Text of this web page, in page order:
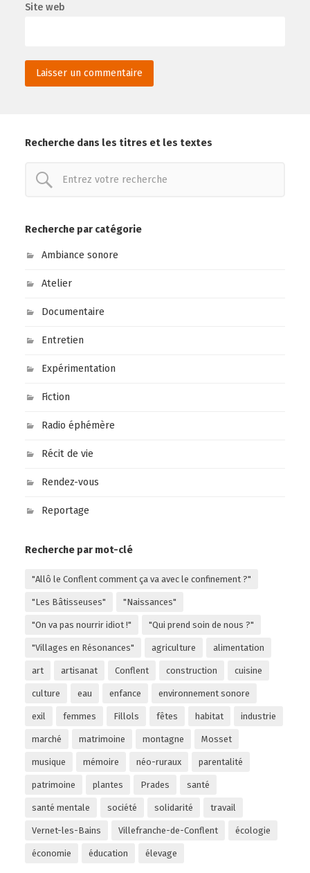
Site web
Recherche dans les titres et les textes
Recherche par catégorie
Ambiance sonore
Atelier
Documentaire
Entretien
Expérimentation
Fiction
Radio éphémère
Récit de vie
Rendez-vous
Reportage
Recherche par mot-clé
"Allô le Conflent comment ça va avec le confinement ?"
"Les Bâtisseuses" "Naissances"
"On va pas nourrir idiot !" "Qui prend soin de nous ?"
"Villages en Résonances" agriculture alimentation
art artisanat Conflent construction cuisine
culture eau enfance environnement sonore
exil femmes Fillols fêtes habitat industrie
marché matrimoine montagne Mosset
musique mémoire néo-ruraux parentalité
patrimoine plantes Prades santé
santé mentale société solidarité travail
Vernet-les-Bains Villefranche-de-Conflent écologie
économie éducation élevage